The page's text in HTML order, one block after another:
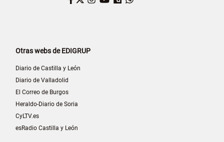
Otras webs de EDIGRUP
Diario de Castilla y León
Diario de Valladolid
El Correo de Burgos
Heraldo-Diario de Soria
CyLTV.es
esRadio Castilla y León